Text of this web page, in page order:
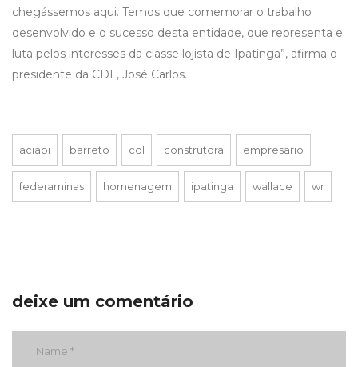
chegássemos aqui. Temos que comemorar o trabalho
desenvolvido e o sucesso desta entidade, que representa e
luta pelos interesses da classe lojista de Ipatinga”, afirma o
presidente da CDL, José Carlos.
aciapi barreto cdl construtora empresario
federaminas homenagem ipatinga wallace wr
deixe um comentário